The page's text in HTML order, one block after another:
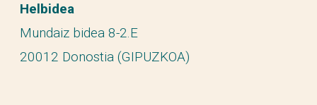
Helbidea
Mundaiz bidea 8-2.E
20012 Donostia (GIPUZKOA)